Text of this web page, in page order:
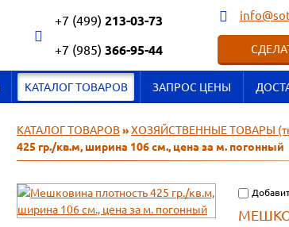
+7 (499) 213-03-73
+7 (985) 366-95-44
КАТАЛОГ ТОВАРОВ ЗАПРОС ЦЕНЫ
КАТАЛОГ ТОВАРОВ»ХОЗЯЙСТВЕННЫЕ ТОВАРЫ
425 гр./кв.м, ширина 106 см., цена за м. погонный